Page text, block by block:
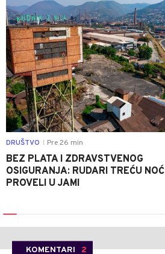
DRUŠTVO Pre 26 min
BEZ PLATA I ZDRAVSTVENOG
OSIGURANJA: RUDARI TREĆU NOĆ
PROVELI U JAMI
KOMENTARI 2